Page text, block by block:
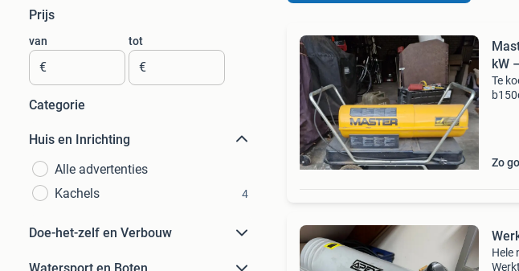
Prijs
van
€
tot
€
Categorie
Huis en Inrichting
Alle advertenties
Kachels
4
Doe-het-zelf en Verbouw
kW
Te
Zo
Hele